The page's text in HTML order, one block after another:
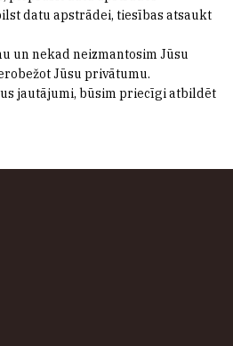
datu apstrādei, tiesības atsaukt
un nekad neizmantosim Jūsu
Jūsu privātumu.
jautājumi, būsim priecīgi atbildēt